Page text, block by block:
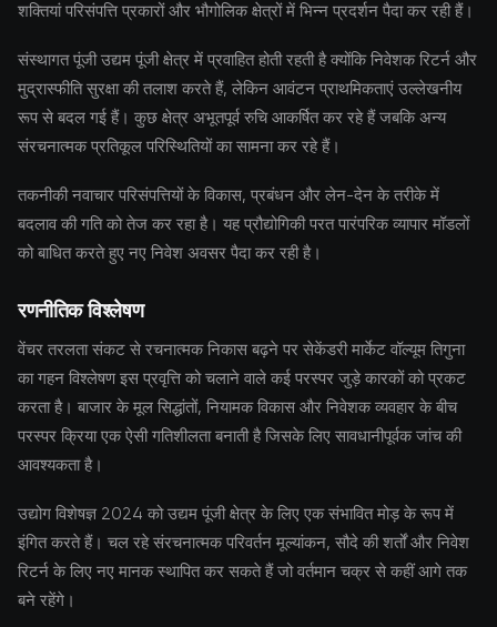
शक्तियां परिसंपत्ति प्रकारों और भौगोलिक क्षेत्रों में भिन्न प्रदर्शन पैदा कर रही हैं।
संस्थागत पूंजी उद्यम पूंजी क्षेत्र में प्रवाहित होती रहती है क्योंकि निवेशक रिटर्न और
मुद्रास्फीति सुरक्षा की तलाश करते हैं, लेकिन आवंटन प्राथमिकताएं उल्लेखनीय
रूप से बदल गई हैं। कुछ क्षेत्र अभूतपूर्व रुचि आकर्षित कर रहे हैं जबकि अन्य
संरचनात्मक प्रतिकूल परिस्थितियों का सामना कर रहे हैं।
तकनीकी नवाचार परिसंपत्तियों के विकास, प्रबंधन और लेन-देन के तरीके में
बदलाव की गति को तेज कर रहा है। यह प्रौद्योगिकी परत पारंपरिक व्यापार मॉडलों
को बाधित करते हुए नए निवेश अवसर पैदा कर रही है।
रणनीतिक विश्लेषण
वेंचर तरलता संकट से रचनात्मक निकास बढ़ने पर सेकेंडरी मार्केट वॉल्यूम तिगुना
का गहन विश्लेषण इस प्रवृत्ति को चलाने वाले कई परस्पर जुड़े कारकों को प्रकट
करता है। बाजार के मूल सिद्धांतों, नियामक विकास और निवेशक व्यवहार के बीच
परस्पर क्रिया एक ऐसी गतिशीलता बनाती है जिसके लिए सावधानीपूर्वक जांच की
आवश्यकता है।
उद्योग विशेषज्ञ 2024 को उद्यम पूंजी क्षेत्र के लिए एक संभावित मोड़ के रूप में
इंगित करते हैं। चल रहे संरचनात्मक परिवर्तन मूल्यांकन, सौदे की शर्तों और निवेश
रिटर्न के लिए नए मानक स्थापित कर सकते हैं जो वर्तमान चक्र से कहीं आगे तक
बने रहेंगे।